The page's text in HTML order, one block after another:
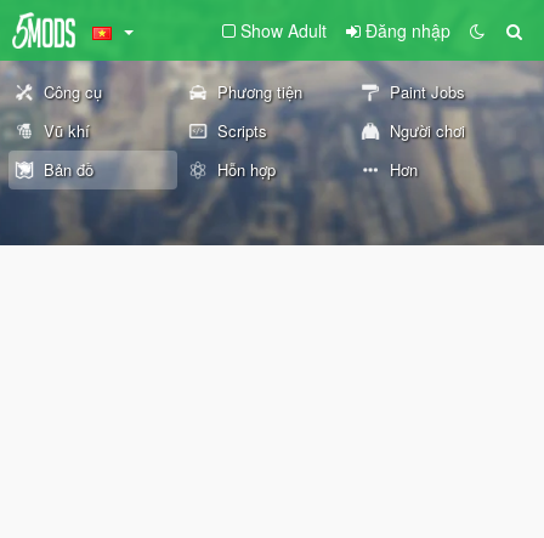
Show Adult Đăng nhập
Công cụ Phương tiện
Paint Jobs
Vũ khí
Scripts
Người chơi
Bản đồ
Hỗn hợp Hơn